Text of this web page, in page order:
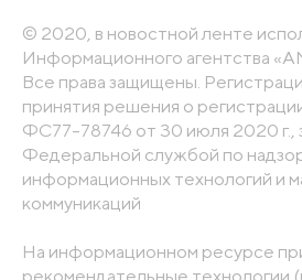
© 2020, в новостной ленте
Информационного агентства
Все права защищены.
принятия решения о
ФС77-78746 от 30 июля 2020 г.,
Федеральной службой по
информационных технологий и
коммуникаций
На информационном ресурсе